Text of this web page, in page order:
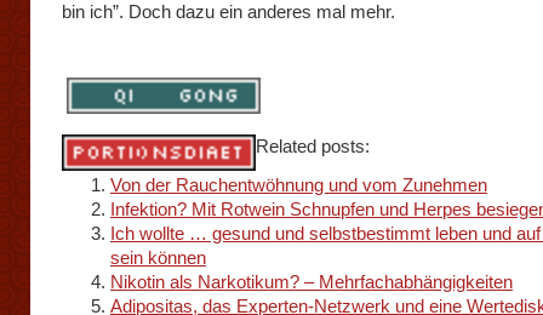
bin ich”. Doch dazu ein anderes mal mehr.
Related posts:
Von der Rauchentwöhnung und vom Zunehmen
Infektion? Mit Rotwein Schnupfen und Herpes
Ich wollte … gesund und selbstbestimmt leben und
sein können
Nikotin als Narkotikum? – Mehrfachabhängigkeiten
Adipositas, das Experten-Netzwerk und eine